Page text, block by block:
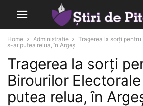
Home Administratie
Tragerea la sorți
s-ar putea relua, în Argeș
Tragerea la sorți
Birourilor
putea relua, în